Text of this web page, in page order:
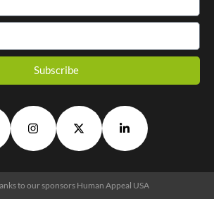
Subscribe
to our sponsors Human Appeal USA